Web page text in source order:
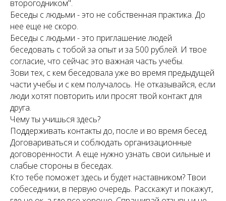
второгодником".
Беседы с людьми - это не собственная практика. До
нее еще не скоро.
Беседы с людьми - это приглашение людей
беседовать с тобой за опыт и за 500 рублей. И твое
согласие, что сейчас это важная часть учебы.
Зови тех, с кем беседовала уже во время предыдущей
части учебы и с кем получалось. Не отказывайся, если
люди хотят повторить или просят твой контакт для
друга.
Чему ты учишься здесь?
Поддерживать контакты до, после и во время бесед.
Договариваться и соблюдать организационные
договоренности. А еще нужно узнать свои сильные и
слабые стороны в беседах.
Кто тебе поможет здесь и будет наставником? Твои
собеседники, в первую очередь. Расскажут и покажут,